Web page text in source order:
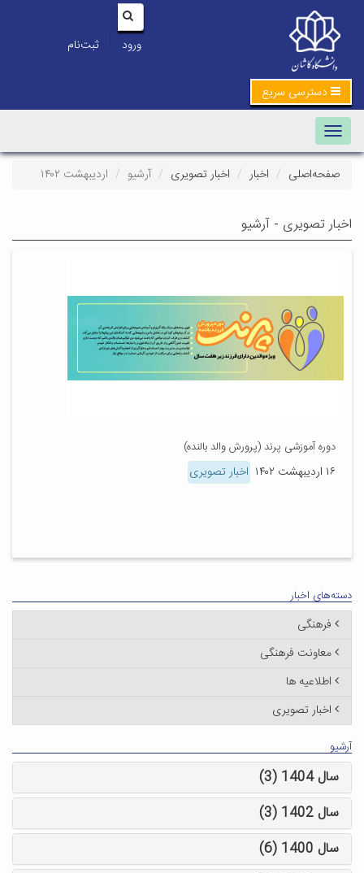
ورود | ثبت‌نام
دسترسی سریع
Toggle navigation
صفحه‌اصلی اخبار اخبار تصویری آرشیو اردیبهشت ۱۴۰۲
اخبار تصویری - آرشیو
دوره آموزشی پرند (پرورش والد بالنده)
۱۶ اردیبهشت ۱۴۰۲ اخبار تصویری
دسته‌های اخبار
فرهنگی
معاونت فرهنگی
اطلاعیه ها
اخبار تصویری
آرشیو
سال 1404 (3)
سال 1402 (3)
سال 1400 (6)